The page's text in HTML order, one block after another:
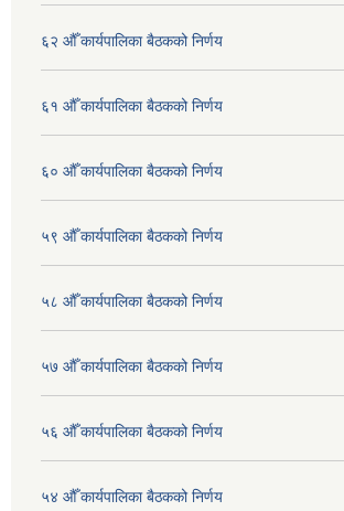
६२ औँ कार्यपालिका बैठकको निर्णय
६१ औँ कार्यपालिका बैठकको निर्णय
६० औँ कार्यपालिका बैठकको निर्णय
५९ औँ कार्यपालिका बैठकको निर्णय
५८ औँ कार्यपालिका बैठकको निर्णय
५७ औँ कार्यपालिका बैठकको निर्णय
५६ औँ कार्यपालिका बैठकको निर्णय
५४ औँ कार्यपालिका बैठकको निर्णय